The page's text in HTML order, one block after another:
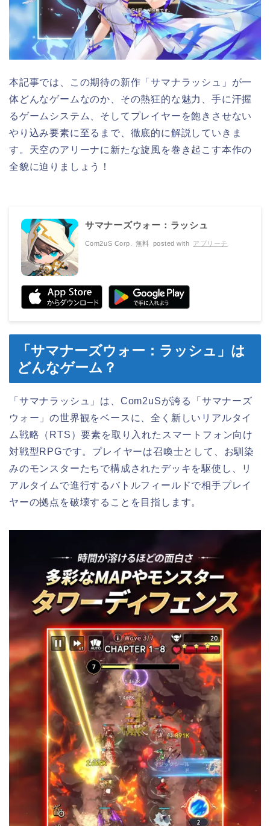
本記事では、この期待の新作「サマナラッシュ」が一
体どんなゲームなのか、その熱狂的な魅力、手に汗握
るゲームシステム、そしてプレイヤーを飽きさせない
やり込み要素に至るまで、徹底的に解説していきま
す。天空のアリーナに新たな旋風を巻き起こす本作の
全貌に迫りましょう！
サマナーズウォー：ラッシュ
Com2uS Corp. 無料 posted with アプリーチ
「サマナーズウォー：ラッシュ」は
どんなゲーム？
「サマナラッシュ」は、Com2uSが誇る「サマナーズ
ウォー」の世界観をベースに、全く新しいリアルタイ
ム戦略（RTS）要素を取り入れたスマートフォン向け
対戦型RPGです。プレイヤーは召喚士として、お馴染
みのモンスターたちで構成されたデッキを駆使し、リ
アルタイムで進行するバトルフィールドで相手プレイ
ヤーの拠点を破壊することを目指します。